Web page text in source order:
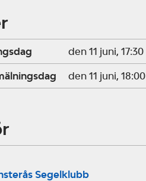
den 11 juni, 17:30
den 11 juni, 18:00
Segelklubb